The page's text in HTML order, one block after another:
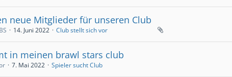
neue Mitglieder für unseren Club
14. Juni 2022 Club stellt sich vor
in meinen brawl stars club
7. Mai 2022 Spieler sucht Club